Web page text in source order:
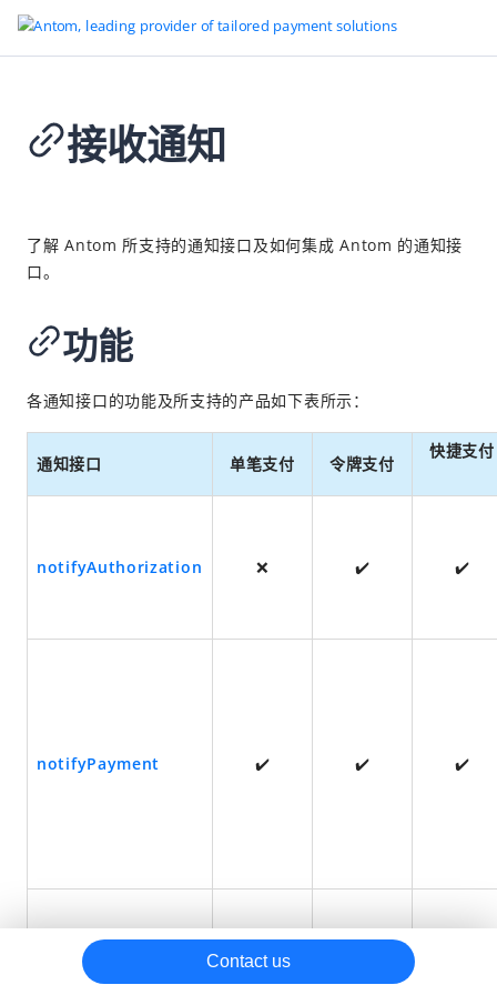
返回首页
概述
快速开始
集成快捷支付（SDK）
接收通知
取消交易
退款
其他
接收通知
了解 Antom 所支持的通知接口及如何集成 Antom 的通知接
口。
功能
各通知接口的功能及所支持的产品如下表所示：
通知接口 单笔支付 令牌支付
快捷支付
notifyAuthorization ❌ ✔️ ✔️
notifyPayment ✔️ ✔️ ✔️
notifyCapture（单笔
支付）
✔️
Contact us